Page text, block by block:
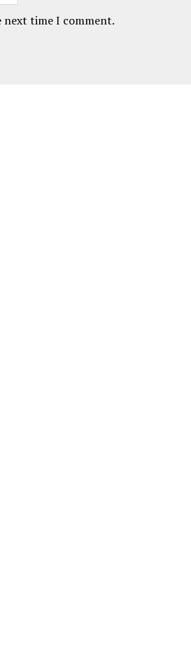
next time I comment.